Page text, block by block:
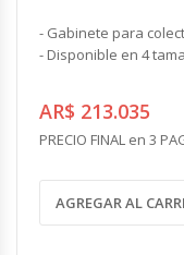
- Gabinete para
- Disponible en 4
AR$ 213.035
PRECIO FINAL en 3
AGREGAR AL